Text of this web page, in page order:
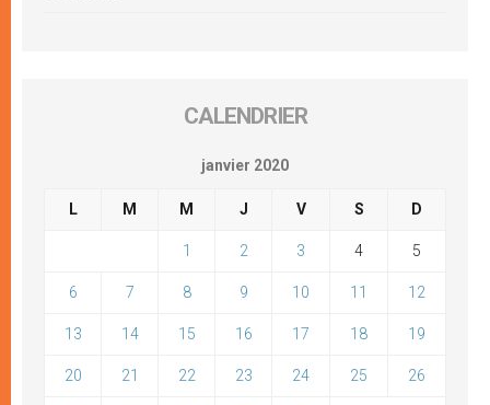
CALENDRIER
janvier 2020
L M M J V S D
1 2 3 4 5
6 7 8 9 10 11 12
13 14 15 16 17 18 19
20 21 22 23 24 25 26